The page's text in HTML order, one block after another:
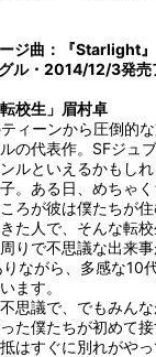
ジ曲：『Starlight』
ル・2014/12/3発売
校生」眉村卓
ィーンから圧倒的
の代表作。SFジュ
ルといえるかもしれ
。ある日、めちゃ
ろが彼は僕たちが
た人で、そんな転
りで不思議な出来
ながら、多感な10
ます。
思議で、でもみん
た僕たちが初めて
はすぐに別れがや